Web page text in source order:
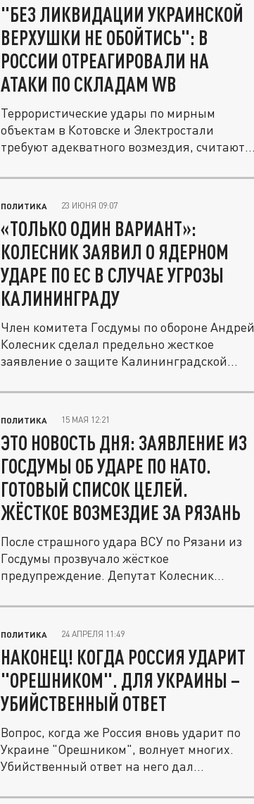
"БЕЗ ЛИКВИДАЦИИ УКРАИНСКОЙ
ВЕРХУШКИ НЕ ОБОЙТИСЬ": В
РОССИИ ОТРЕАГИРОВАЛИ НА
АТАКИ ПО СКЛАДАМ WB
Террористические удары по мирным
объектам в Котовске и Электростали
требуют адекватного возмездия, считают
ПОЛИТИКА 23 ИЮНЯ 09:07
«ТОЛЬКО ОДИН ВАРИАНТ»:
КОЛЕСНИК ЗАЯВИЛ О ЯДЕРНОМ
УДАРЕ ПО ЕС В СЛУЧАЕ УГРОЗЫ
КАЛИНИНГРАДУ
Член комитета Госдумы по обороне Андрей
Колесник сделал предельно жесткое
заявление о защите Калининградской...
ПОЛИТИКА 15 МАЯ 12:21
ЭТО НОВОСТЬ ДНЯ: ЗАЯВЛЕНИЕ ИЗ
ГОСДУМЫ ОБ УДАРЕ ПО НАТО.
ГОТОВЫЙ СПИСОК ЦЕЛЕЙ.
ЖЁСТКОЕ ВОЗМЕЗДИЕ ЗА РЯЗАНЬ
После страшного удара ВСУ по Рязани из
Госдумы прозвучало жёсткое
предупреждение. Депутат Колесник
ПОЛИТИКА 24 АПРЕЛЯ 11:49
НАКОНЕЦ! КОГДА РОССИЯ УДАРИТ
"ОРЕШНИКОМ". ДЛЯ УКРАИНЫ –
УБИЙСТВЕННЫЙ ОТВЕТ
Вопрос, когда же Россия вновь ударит по
Украине "Орешником", волнует многих.
Убийственный ответ на него дал...